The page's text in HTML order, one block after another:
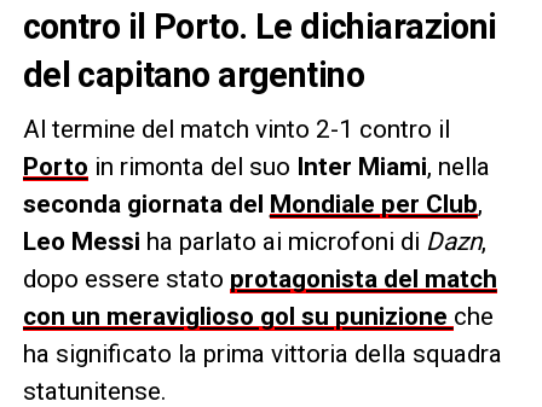
contro il Porto. Le dichiarazioni
del capitano argentino
Al termine del match vinto 2-1 contro il
Porto in rimonta del suo Inter Miami, nella
seconda giornata del Mondiale per Club,
Leo Messi ha parlato ai microfoni di Dazn,
dopo essere stato protagonista del match
con un meraviglioso gol su punizione che
ha significato la prima vittoria della squadra
statunitense.